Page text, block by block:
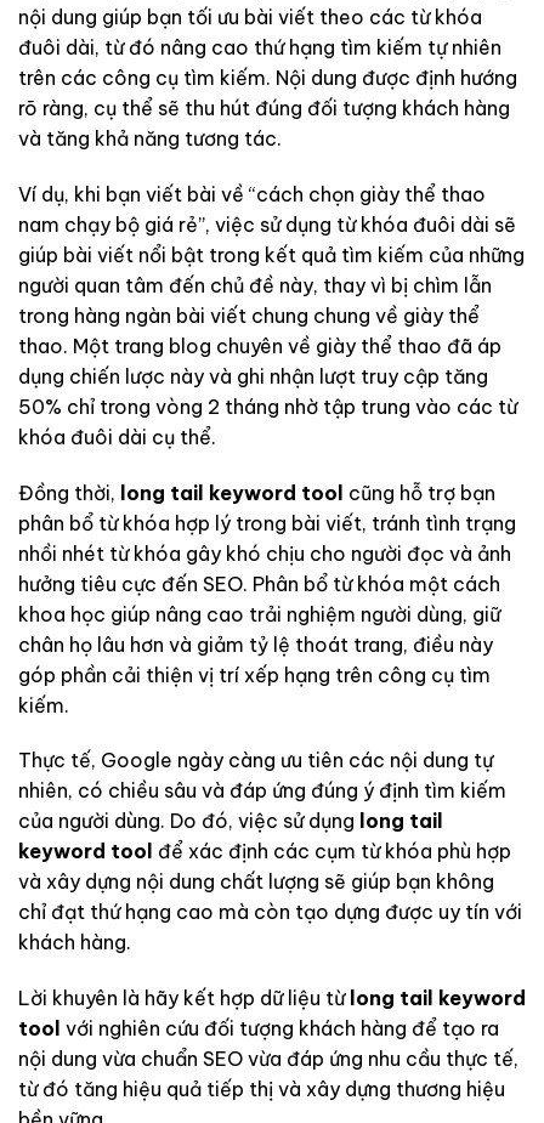
nội dung giúp bạn tối ưu bài viết theo các từ khóa
đuôi dài, từ đó nâng cao thứ hạng tìm kiếm tự nhiên
trên các công cụ tìm kiếm. Nội dung được định hướng
rõ ràng, cụ thể sẽ thu hút đúng đối tượng khách hàng
và tăng khả năng tương tác.
Ví dụ, khi bạn viết bài về “cách chọn giày thể thao
nam chạy bộ giá rẻ”, việc sử dụng từ khóa đuôi dài sẽ
giúp bài viết nổi bật trong kết quả tìm kiếm của những
người quan tâm đến chủ đề này, thay vì bị chìm lẫn
trong hàng ngàn bài viết chung chung về giày thể
thao. Một trang blog chuyên về giày thể thao đã áp
dụng chiến lược này và ghi nhận lượt truy cập tăng
50% chỉ trong vòng 2 tháng nhờ tập trung vào các từ
khóa đuôi dài cụ thể.
Đồng thời, long tail keyword tool cũng hỗ trợ bạn
phân bổ từ khóa hợp lý trong bài viết, tránh tình trạng
nhồi nhét từ khóa gây khó chịu cho người đọc và ảnh
hưởng tiêu cực đến SEO. Phân bổ từ khóa một cách
khoa học giúp nâng cao trải nghiệm người dùng, giữ
chân họ lâu hơn và giảm tỷ lệ thoát trang, điều này
góp phần cải thiện vị trí xếp hạng trên công cụ tìm
kiếm.
Thực tế, Google ngày càng ưu tiên các nội dung tự
nhiên, có chiều sâu và đáp ứng đúng ý định tìm kiếm
của người dùng. Do đó, việc sử dụng long tail
keyword tool để xác định các cụm từ khóa phù hợp
và xây dựng nội dung chất lượng sẽ giúp bạn không
chỉ đạt thứ hạng cao mà còn tạo dựng được uy tín với
khách hàng.
Lời khuyên là hãy kết hợp dữ liệu từ long tail keyword
tool với nghiên cứu đối tượng khách hàng để tạo ra
nội dung vừa chuẩn SEO vừa đáp ứng nhu cầu thực tế,
từ đó tăng hiệu quả tiếp thị và xây dựng thương hiệu